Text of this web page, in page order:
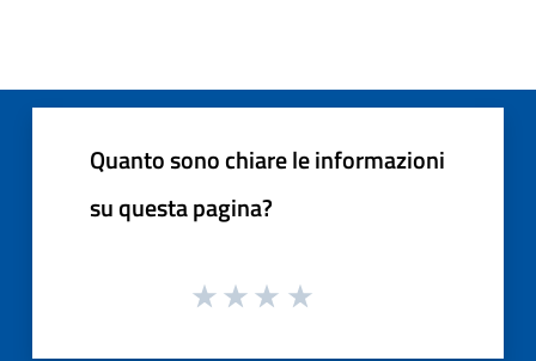
Quanto sono chiare le informazioni
su questa pagina?